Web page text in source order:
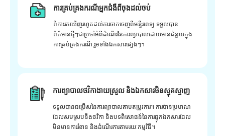
ការគ្រប់គ្រងករណីអ្នកជំងឺពីចុងដល់ចប់
ពីការរកឃើញរហូតដល់ការចាកចេញពីមន្ទីរពេទ្យ ទទួលបាន
ព័ត៌មានថ្មីៗជាប្រចាំអំពីដំណើរនៃការព្យាបាលដោយមានជំនួយក្នុង
ការគ្រប់គ្រងករណី រួមទាំងឯកសារផ្សេងៗ។
ការព្យាបាលថវិកាងាយស្រួល និងឯកសារមិនស្មុគស្មាញ
ទទួលបានជម្រើសនៃការព្យាបាលតាមតម្រូវការ។ ការប៉ាន់ប្រមាណ
ដែលសមស្របនឹងថវិកា និងបទពិសោធន៍នៃការផ្ទុកឯកសារដែល
មិនមានការរំខាន និងដំណើរការតាមរយៈកម្មវិធី។